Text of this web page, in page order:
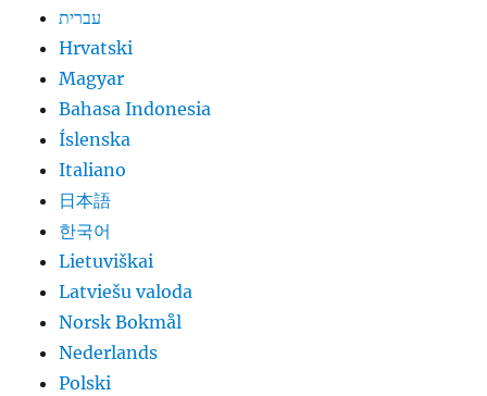
עברית
Hrvatski
Magyar
Bahasa Indonesia
Íslenska
Italiano
日本語
한국어
Lietuviškai
Latviešu valoda
Norsk Bokmål
Nederlands
Polski